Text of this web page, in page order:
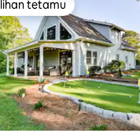
utama tetamu
tetamu